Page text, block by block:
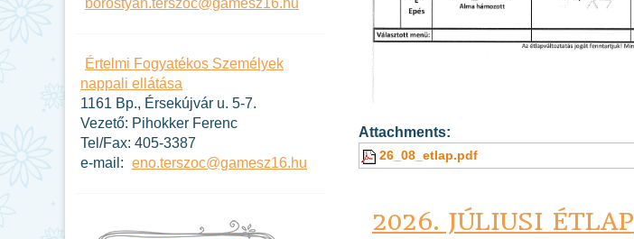
borostyan.terszoc@gamesz16.hu
Értelmi Fogyatékos Személyek
nappali ellátása
1161 Bp., Érsekújvár u. 5-7.
Vezető: Pihokker Ferenc
Tel/Fax: 405-3387
e-mail: eno.terszoc@gamesz16.hu
Attachments:
26_08_etlap.pdf
2026. JÚLIUSI ÉTLAP